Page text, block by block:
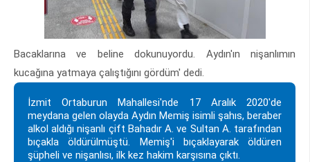
Bacaklarına ve beline dokunuyordu. Aydın'ın nişanlımın
kucağına yatmaya çalıştığını gördüm' dedi.
İzmit Ortaburun Mahallesi'nde 17 Aralık 2020'de
meydana gelen olayda Aydın Memiş isimli şahıs, beraber
alkol aldığı nişanlı çift Bahadır A. ve Sultan A. tarafından
bıçakla öldürülmüştü. Memiş'i bıçaklayarak öldüren
şüpheli ve nişanlısı, ilk kez hakim karşısına çıktı.